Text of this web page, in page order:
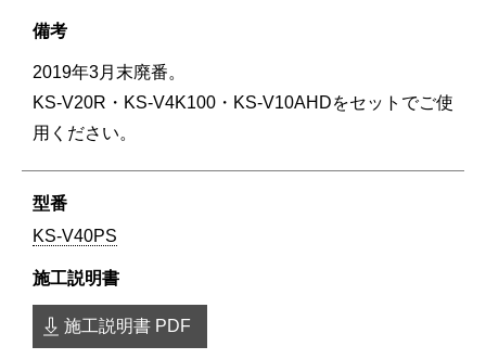
2019年3月末廃番。
KS-V20R・KS-V4K100・KS-V10AHDをセットでご使
用ください。
KS-V40PS
施工説明書 PDF